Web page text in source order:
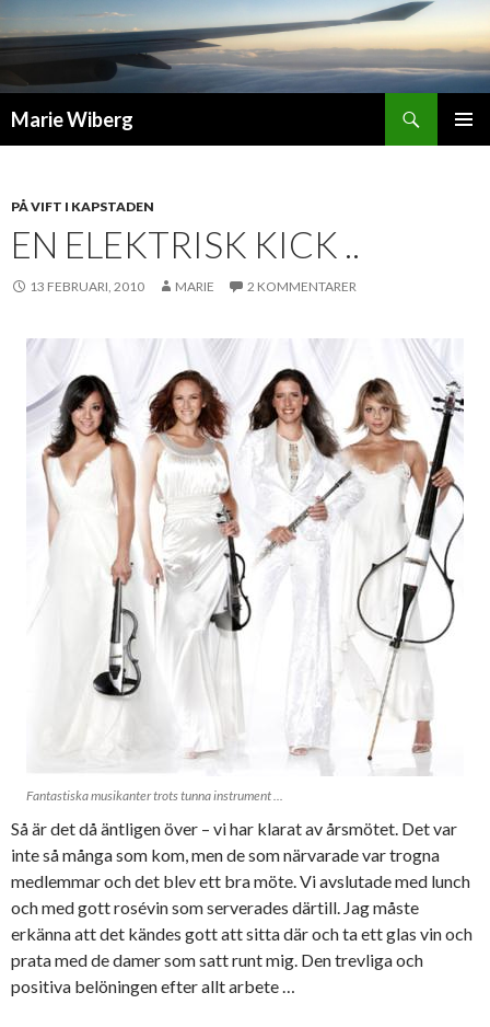
Marie Wiberg
PÅ VIFT I KAPSTADEN
EN ELEKTRISK KICK ..
13 FEBRUARI, 2010 MARIE 2 KOMMENTARER
Fantastiska musikanter trots tunna instrument ...
Så är det då äntligen över – vi har klarat av årsmötet. Det var
inte så många som kom, men de som närvarade var trogna
medlemmar och det blev ett bra möte. Vi avslutade med lunch
och med gott rosévin som serverades därtill. Jag måste
erkänna att det kändes gott att sitta där och ta ett glas vin och
prata med de damer som satt runt mig. Den trevliga och
positiva belöningen efter allt arbete …